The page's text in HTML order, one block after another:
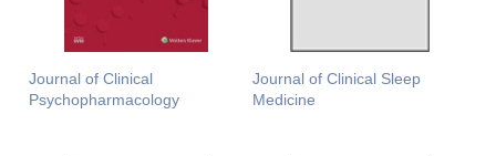
Journal of Clinical
Psychopharmacology
Journal of Clinical Sleep
Medicine